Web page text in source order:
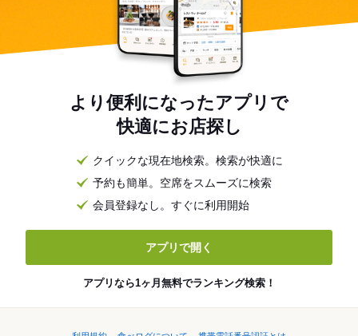
より便利になったアプリで
快適にお店探し
クイックな現在地検索。検索が快適に
予約も簡単。空席をスムーズに検索
会員登録なし。すぐに利用開始
アプリで開く
アプリなら1ヶ月無料でランキング検索！